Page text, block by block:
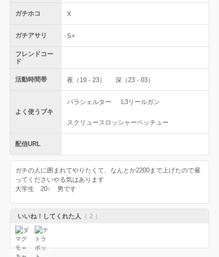
ガチホコ X
ガチアサリ S+
フレンドコー
ド
活動時間帯 夜（19 - 23） 深（23 - 03）
よく使うブキ
パラシェルター L3リールガン
スクリュースロッシャーベッチュー
配信URL
ガチの人に囲まれてやりたくて、なんとか2200まで上げたので雇
ってくださいやる気はあります
大学生 20↑ 男です
いいね！してくれた人 （ 2 ）